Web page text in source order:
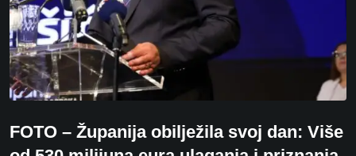
FOTO – Županija obilježila svoj dan: Više